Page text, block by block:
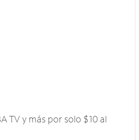
TV y más por solo $10 al